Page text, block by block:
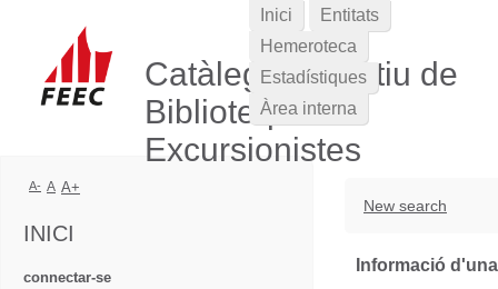
Catàleg Col·lectiu de
Biblioteques
Excursionistes
New search
Informació
Inici
Entitats
Hemeroteca
Estadístiques
Àrea interna
A- A A+
INICI
connectar-se